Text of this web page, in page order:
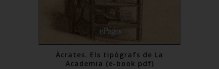
Àcrates. Els tipògrafs de La
Academia (e-book pdf)